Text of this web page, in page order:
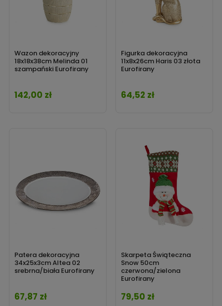
Wazon dekoracyjny
18x18x38cm Melinda 01
szampański Eurofirany
Cena
142,00 zł
Figurka dekoracyjna
11x8x26cm Haris 03 złota
Eurofirany
Cena
64,52 zł
Patera dekoracyjna
34x25x3cm Altea 02
srebrna/biała Eurofirany
Cena
67,87 zł
Skarpeta Świąteczna
Snow 50cm
czerwona/zielona
Eurofirany
Cena
79,50 zł